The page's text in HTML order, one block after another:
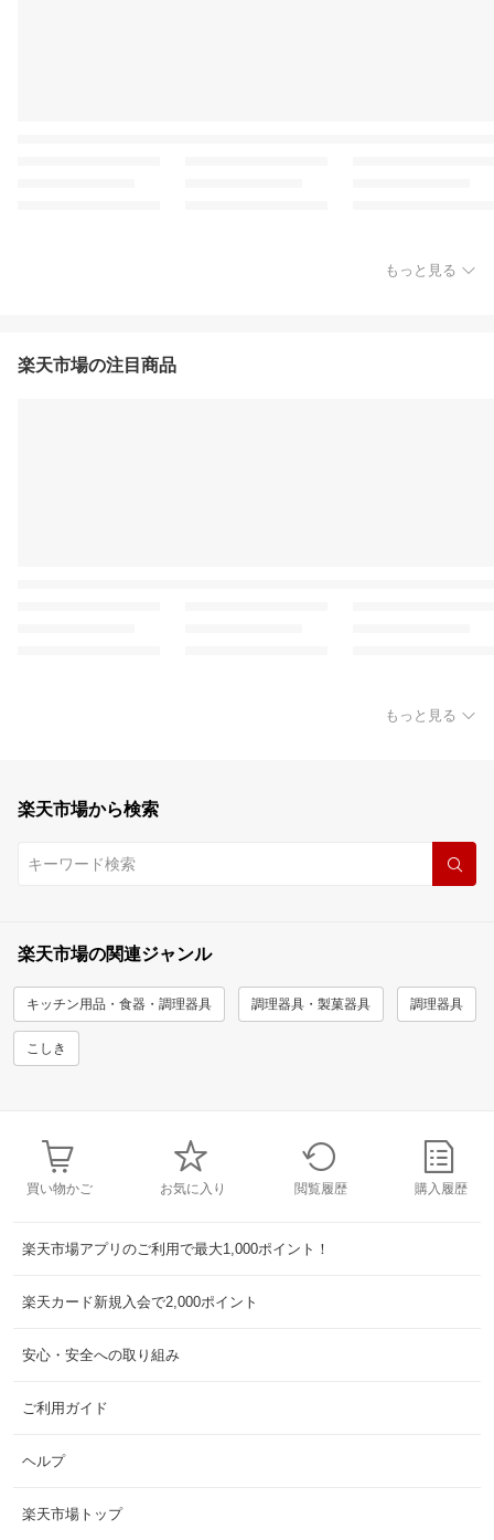
もっと見る
楽天市場の注目商品
もっと見る
楽天市場から検索
楽天市場の関連ジャンル
キッチン用品・食器・調理器具 調理器具・製菓器具 調理器具
こしき
買い物かご お気に入り 閲覧履歴 購入履歴
楽天市場アプリのご利用で最大1,000ポイント！
楽天カード新規入会で2,000ポイント
安心・安全への取り組み
ご利用ガイド
ヘルプ
楽天市場トップ